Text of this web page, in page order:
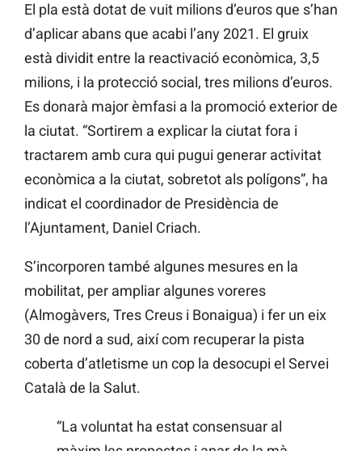
El pla està dotat de vuit milions d’euros que s’han
d’aplicar abans que acabi l’any 2021. El gruix
està dividit entre la reactivació econòmica, 3,5
milions, i la protecció social, tres milions d’euros.
Es donarà major èmfasi a la promoció exterior de
la ciutat. “Sortirem a explicar la ciutat fora i
tractarem amb cura qui pugui generar activitat
econòmica a la ciutat, sobretot als polígons”, ha
indicat el coordinador de Presidència de
l’Ajuntament, Daniel Criach.
S’incorporen també algunes mesures en la
mobilitat, per ampliar algunes voreres
(Almogàvers, Tres Creus i Bonaigua) i fer un eix
30 de nord a sud, així com recuperar la pista
coberta d’atletisme un cop la desocupi el Servei
Català de la Salut.
“La voluntat ha estat consensuar al